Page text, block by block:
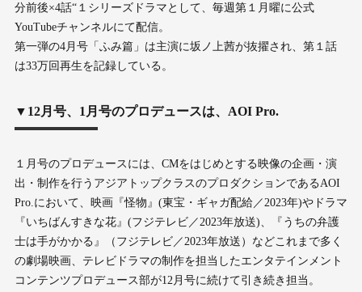
分前後×4話“１シリーズドラマとして、毎週第１月曜に公式
YouTubeチャンネルにて配信。
第一弾の4月号「ふみ篇」は主演に坂ノ上茜が抜擢され、第１話
は33万回再生を記録している。
▼12月号、1月号のプロデュースは、AOI Pro.
１月号のプロデュースには、CMをはじめとする映像の企画・演
出・制作を行うアジアトップクラスのプロダクションであるAOI
Pro.において、映画『怪物』(東宝・ギャガ配給／2023年)やドラマ
『いちばんすきな花』(フジテレビ／2023年放送)、『うちの弁護
士は手がかかる』（フジテレビ／2023年放送）などこれまで多く
の劇場映画、テレビドラマの制作を担当したエンタテインメント
コンテンツプロデュース部が12月号に続けて引き続き担当。